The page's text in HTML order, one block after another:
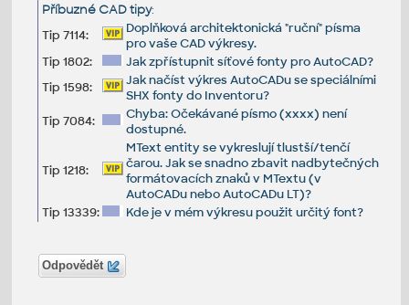
Příbuzné CAD tipy:
Tip 7114:
Doplňková architektonická "ruční" písma
pro vaše CAD výkresy.
Tip 1802:
Jak zpřístupnit síťové fonty pro AutoCAD?
Tip 1598:
Jak načíst výkres AutoCADu se speciálními
SHX fonty do Inventoru?
Tip 7084:
Chyba: Očekávané písmo (xxxx) není
dostupné.
Tip 1218:
MText entity se vykreslují tlustší/tenčí
čarou. Jak se snadno zbavit nadbytečných
formátovacích znaků v MTextu (v
AutoCADu nebo AutoCADu LT)?
Tip 13339:
Kde je v mém výkresu použit určitý font?
Odpovědět